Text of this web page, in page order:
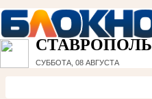
СТАВРОПОЛЬ
СУББОТА, 08 АВГУСТА